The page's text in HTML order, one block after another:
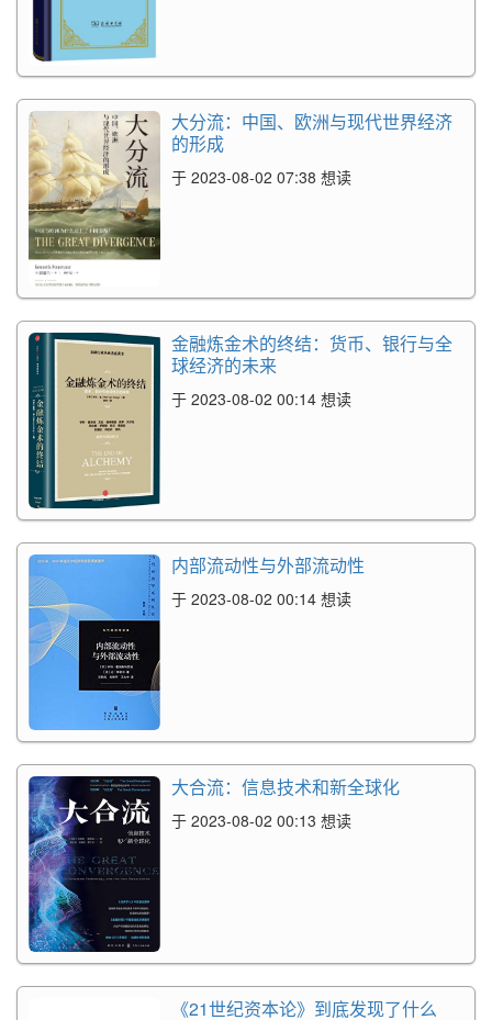
大分流：中国、欧洲与现代世界经济
的形成
于 2023-08-02 07:38 想读
金融炼金术的终结：货币、银行与全
球经济的未来
于 2023-08-02 00:14 想读
内部流动性与外部流动性
于 2023-08-02 00:14 想读
大合流：信息技术和新全球化
于 2023-08-02 00:13 想读
《21世纪资本论》到底发现了什么